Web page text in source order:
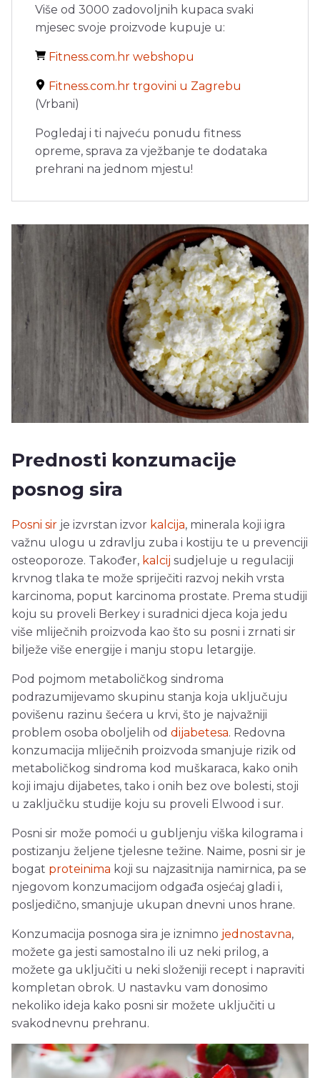
Više od 3000 zadovoljnih kupaca svaki
mjesec svoje proizvode kupuje u:
Fitness.com.hr webshopu
Fitness.com.hr trgovini u Zagrebu
(Vrbani)
Pogledaj i ti najveću ponudu fitness
opreme, sprava za vježbanje te dodataka
prehrani na jednom mjestu!
Prednosti konzumacije
posnog sira
Posni sir je izvrstan izvor kalcija, minerala koji igra
važnu ulogu u zdravlju zuba i kostiju te u prevenciji
osteoporoze. Također, kalcij sudjeluje u regulaciji
krvnog tlaka te može spriječiti razvoj nekih vrsta
karcinoma, poput karcinoma prostate. Prema studiji
koju su proveli Berkey i suradnici djeca koja jedu
više mliječnih proizvoda kao što su posni i zrnati sir
bilježe više energije i manju stopu letargije.
Pod pojmom metaboličkog sindroma
podrazumijevamo skupinu stanja koja uključuju
povišenu razinu šećera u krvi, što je najvažniji
problem osoba oboljelih od dijabetesa. Redovna
konzumacija mliječnih proizvoda smanjuje rizik od
metaboličkog sindroma kod muškaraca, kako onih
koji imaju dijabetes, tako i onih bez ove bolesti, stoji
u zaključku studije koju su proveli Elwood i sur.
Posni sir može pomoći u gubljenju viška kilograma i
postizanju željene tjelesne težine. Naime, posni sir je
bogat proteinima koji su najzasitnija namirnica, pa se
njegovom konzumacijom odgađa osjećaj gladi i,
posljedično, smanjuje ukupan dnevni unos hrane.
Konzumacija posnoga sira je iznimno jednostavna,
možete ga jesti samostalno ili uz neki prilog, a
možete ga uključiti u neki složeniji recept i napraviti
kompletan obrok. U nastavku vam donosimo
nekoliko ideja kako posni sir možete uključiti u
svakodnevnu prehranu.